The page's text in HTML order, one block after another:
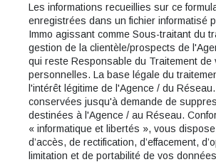
Les informations recueillies sur ce
enregistrées dans un fichier informatisé
Immo agissant comme Sous-traitant du
gestion de la clientèle/prospects de
qui reste Responsable du Traitement de
personnelles. La base légale du
l'intérêt légitime de l'Agence / du
conservées jusqu'à demande de
destinées à l'Agence / au Réseau.
« informatique et libertés », vous
d’accès, de rectification, d’effacement,
limitation et de portabilité de vos